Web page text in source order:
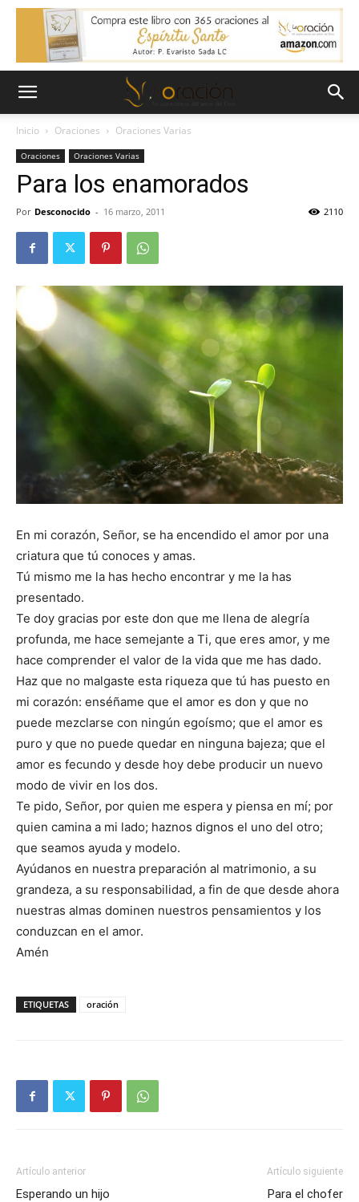
Inicio Oraciones Oraciones Varias
Oraciones Oraciones Varias
Para los enamorados
Por Desconocido - 16 marzo, 2011 2110
En mi corazón, Señor, se ha encendido el amor por una
criatura que tú conoces y amas.
Tú mismo me la has hecho encontrar y me la has
presentado.
Te doy gracias por este don que me llena de alegría
profunda, me hace semejante a Ti, que eres amor, y me
hace comprender el valor de la vida que me has dado.
Haz que no malgaste esta riqueza que tú has puesto en
mi corazón: enséñame que el amor es don y que no
puede mezclarse con ningún egoísmo; que el amor es
puro y que no puede quedar en ninguna bajeza; que el
amor es fecundo y desde hoy debe producir un nuevo
modo de vivir en los dos.
Te pido, Señor, por quien me espera y piensa en mí; por
quien camina a mi lado; haznos dignos el uno del otro;
que seamos ayuda y modelo.
Ayúdanos en nuestra preparación al matrimonio, a su
grandeza, a su responsabilidad, a fin de que desde ahora
nuestras almas dominen nuestros pensamientos y los
conduzcan en el amor.
Amén
ETIQUETAS oración
Artículo anterior
Esperando un hijo
Artículo siguiente
Para el chofer